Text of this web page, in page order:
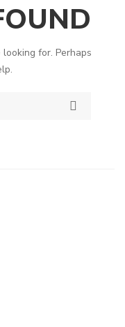
for. Perhaps